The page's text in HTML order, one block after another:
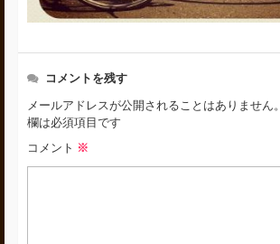
コメントを残す
メールアドレスが公開されることはありません。
欄は必須項目です
コメント ※